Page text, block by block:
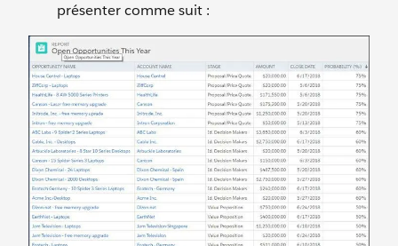
présenter comme suit :